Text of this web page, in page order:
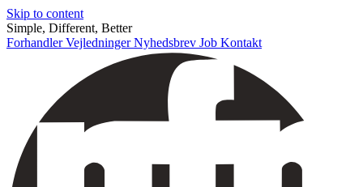
Skip to content
Simple, Different, Better
ForhandlerVejledningerNyhedsbrev Job Kontakt